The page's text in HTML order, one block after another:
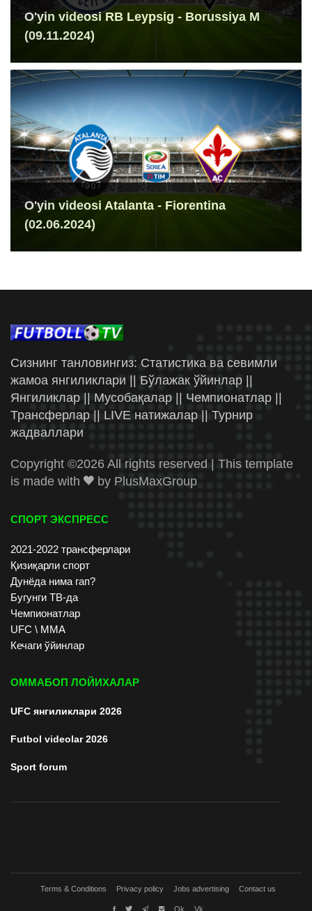
O'yin videosi RB Leypsig - Borussiya M
(09.11.2024)
O'yin videosi Atalanta - Fiorentina
(02.06.2024)
Сизнинг танловингиз: Статистика ва севимли
жамоа янгиликлари || Бўлажак ўйинлар ||
Янгиликлар || Мусобақалар || Чемпионатлар ||
Трансферлар || LIVE натижалар || Турнир
жадваллари
Copyright ©2026 All rights reserved | This template
is made with
by PlusMaxGroup
СПОРТ ЭКСПРЕСС
2021-2022 трансферлари
Қизиқарли спорт
Дунёда нима гап?
Бугунги ТВ-да
Чемпионатлар
UFC \ ММА
Кечаги ўйинлар
ОММАБОП ЛОЙИХАЛАР
UFC янгиликлари 2026
Futbol videolar 2026
Sport forum
Terms & Conditions Privacy policy Jobs advertising Contact us
Ok Vk